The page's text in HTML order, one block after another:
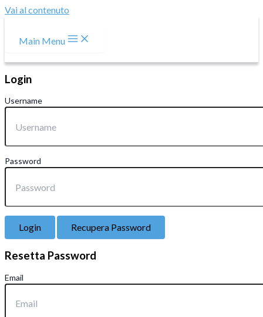
Vai al contenuto
Main Menu
Login
Username
Password
Login Recupera Password
Resetta Password
Email